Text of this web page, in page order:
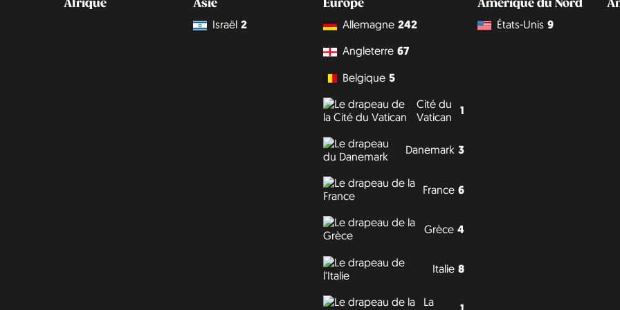
Afrique
Asie
Israël 2
Europe
Allemagne 242
Angleterre 67
Belgique 5
Cité du
Vatican
1
Danemark 3
France 6
Grèce 4
Italie 8
La
Amérique du Nord
États-Unis 9